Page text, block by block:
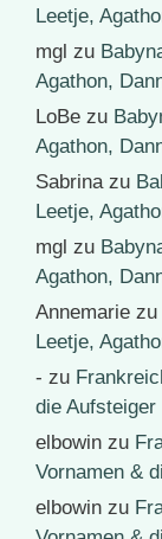
Leetje,
mgl zu
Agathon,
LoBe zu
Agathon,
Sabrinazu
Leetje,
mgl zu
Agathon,
Annemarie zu
Leetje,
- zu
die Aufsteiger
elbowin zu
Vornamen &
elbowin zu